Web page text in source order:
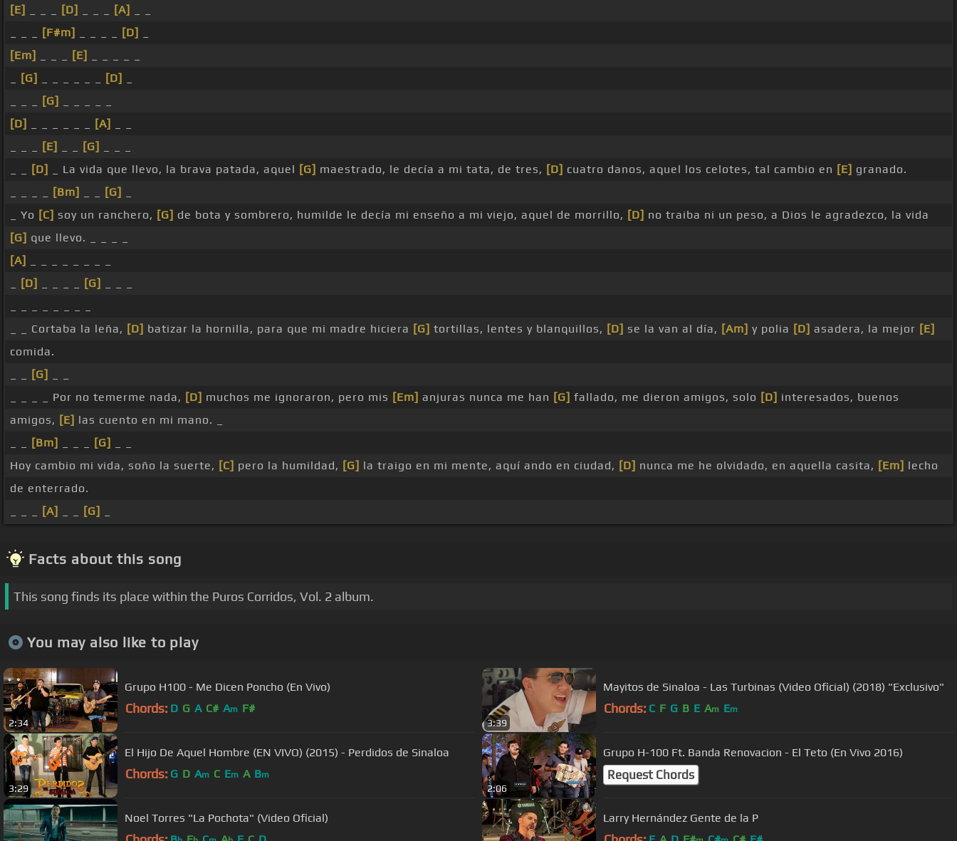
[E]
[D] [A]
[F#m] [D]
[Em]
[E]
[G] [D]
[G]
[D]
[A]
[E] [G]
[D] _ La vida que llevo, la brava patada, aquel [G] maestrado, le decía a mi tata, de tres, [D] cuatro danos, aquel los celotes, tal cambio en [E] granado.
[Bm] [G]
_ Yo [C] soy un ranchero, [G] de bota y sombrero, humilde le decía mi enseño a mi viejo, aquel de morrillo, [D] no traiba ni un peso, a Dios le agradezco, la vida
[G] que llevo. _ _ _ _
[A]
[D] [G]
_ _ Cortaba la leña, [D] batizar la hornilla, para que mi madre hiciera [G] tortillas, lentes y blanquillos, [D] se la van al día, [Am] y polia [D] asadera, la mejor [E]
comida.
[G]
_ _ _ _ Por no temerme nada, [D] muchos me ignoraron, pero mis [Em] anjuras nunca me han [G] fallado, me dieron amigos, solo [D] interesados, buenos
amigos, [E] las cuento en mi mano. _
[Bm] [G]
Hoy cambio mi vida, soño la suerte, [C] pero la humildad, [G] la traigo en mi mente, aquí ando en ciudad, [D] nunca me he olvidado, en aquella casita, [Em] lecho
de enterrado.
[A] [G]
Facts about this song
This song finds its place within the Puros Corridos, Vol. 2 album.
You may also like to play
2:34
Grupo H100 - Me Dicen Poncho (En Vivo)
Chords: D G A C# Am F#
3:39
Mayitos de Sinaloa - Las Turbinas (Video Oficial) (2018) "Exclusivo"
Chords: C F G B E Am Em
3:29
El Hijo De Aquel Hombre (EN VIVO) (2015) - Perdidos de Sinaloa
Chords: G D Am C Em A Bm
2:06
Grupo H-100 Ft. Banda Renovacion - El Teto (En Vivo 2016)
Request Chords
Noel Torres "La Pochota" (Video Oficial) Larry Hernández Gente de la P